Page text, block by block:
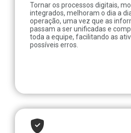
Tornar os processos digitais,
integrados, melhoram o dia a
operação, uma vez que as
passam a ser unificadas e
toda a equipe, facilitando as
possíveis erros.